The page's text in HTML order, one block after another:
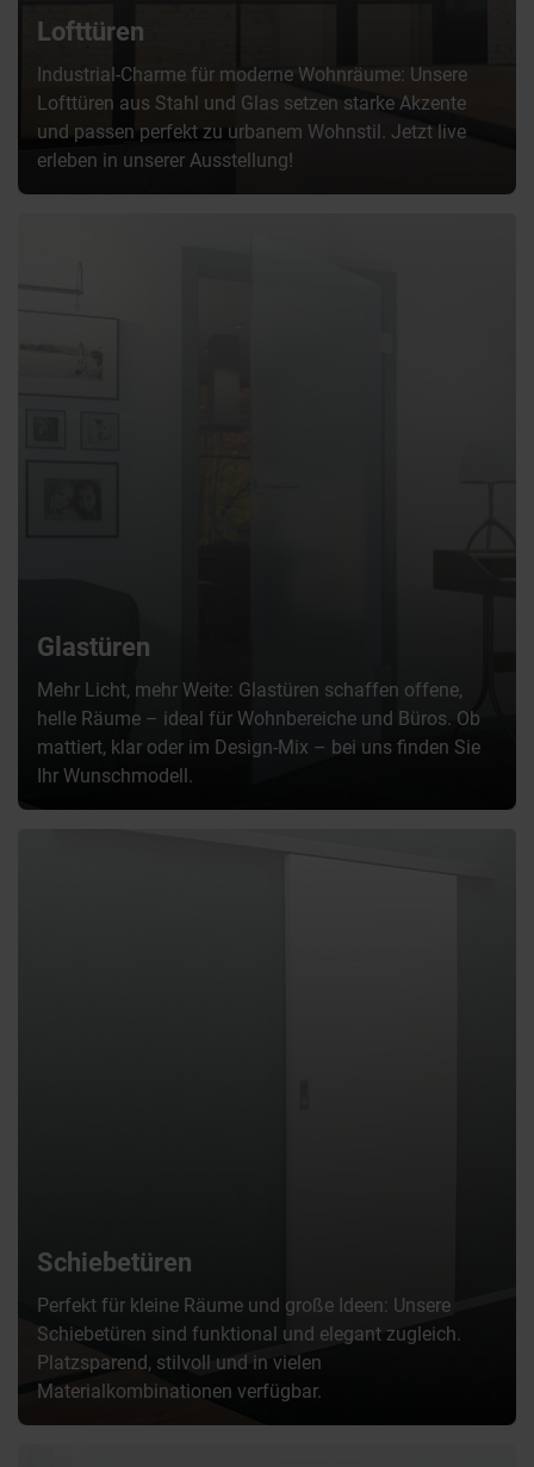
Lofttüren
Industrial-Charme für moderne Wohnräume: Unsere
Lofttüren aus Stahl und Glas setzen starke Akzente
und passen perfekt zu urbanem Wohnstil. Jetzt live
erleben in unserer Ausstellung!
Glastüren
Mehr Licht, mehr Weite: Glastüren schaffen offene,
helle Räume – ideal für Wohnbereiche und Büros. Ob
mattiert, klar oder im Design-Mix – bei uns finden Sie
Ihr Wunschmodell.
Schiebetüren
Perfekt für kleine Räume und große Ideen: Unsere
Schiebetüren sind funktional und elegant zugleich.
Platzsparend, stilvoll und in vielen
Materialkombinationen verfügbar.